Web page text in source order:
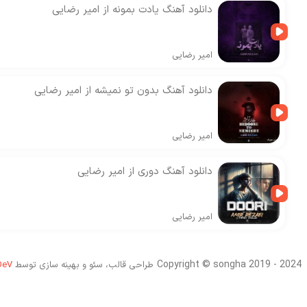
دانلود آهنگ یادت بمونه از امیر رضایی
امیر رضایی
دانلود آهنگ بدون تو نمیشه از امیر رضایی
امیر رضایی
دانلود آهنگ دوری از امیر رضایی
امیر رضایی
Copyright © songha 2019 - 2024 طراحی قالب، سئو و بهینه سازی توسط